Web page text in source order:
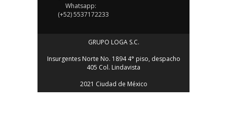
Whatsapp:
(+52) 5537172233
GRUPO LOGA S.C.
Insurgentes Norte No. 1894 4° piso, despacho
405 Col. Lindavista
2021 Ciudad de México